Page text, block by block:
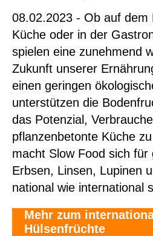
08.02.2023 - Ob auf dem
Küche oder in der
spielen eine zunehmend
Zukunft unserer
einen geringen
unterstützen die
das Potenzial,
pflanzenbetonte Küche
macht Slow Food sich für
Erbsen, Linsen, Lupinen
national wie international
Mehr zum
Hülsenfrüchte